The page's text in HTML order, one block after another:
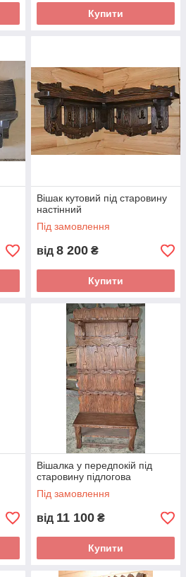
Купити
Вішак кутовий під старовину
настінний
Під замовлення
від 8 200 ₴
Купити
Вішалка у передпокій під
старовину підлогова
Під замовлення
від 11 100 ₴
Купити